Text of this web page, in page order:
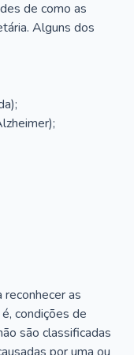
de como as
Alguns dos
as
condições de
são classificadas